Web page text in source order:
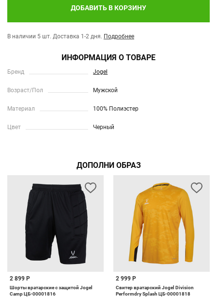
ДОБАВИТЬ В КОРЗИНУ
В наличии 5 шт. Доставка 1-2 дня. Подробнее
ИНФОРМАЦИЯ О ТОВАРЕ
Бренд Jogel
Возраст/Пол Мужской
Материал 100% Полиэстер
Цвет Черный
ДОПОЛНИ ОБРАЗ
2 899 Р
Шорты вратарские с защитой Jogel
Camp ЦБ-00001816
2 999 Р
Свитер вратарский Jogel Division
Performdry Splash ЦБ-00001818